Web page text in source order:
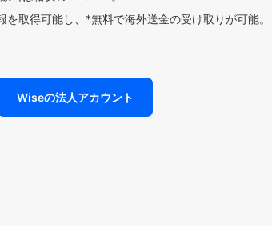
取得可能し、*無料で海外送金の受け取りが可能。
Wiseの法人アカウント